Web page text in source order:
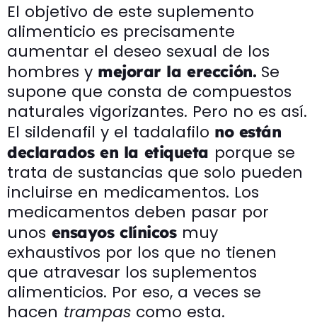
El objetivo de este suplemento
alimenticio es precisamente
aumentar el deseo sexual de los
hombres y mejorar la erección. Se
supone que consta de compuestos
naturales vigorizantes. Pero no es así.
El sildenafil y el tadalafilo no están
declarados en la etiqueta porque se
trata de sustancias que solo pueden
incluirse en medicamentos. Los
medicamentos deben pasar por
unos ensayos clínicos muy
exhaustivos por los que no tienen
que atravesar los suplementos
alimenticios. Por eso, a veces se
hacen trampas como esta.